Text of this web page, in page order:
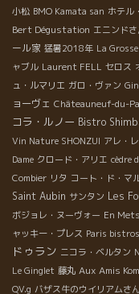
小松 BMO Kamata san ホテル
Bert Dégustation エニンドさ
ール家 猛暑2018年 La
ャブル Laurent FELL セロス
ュ・ルマリエ ガロ・ヴァン
ョーヴェ Châteauneuf-du-
コラ・ルノー Bistro
Vin Nature SHONZUI アレ・
Dame クロード・アリエ cèdre
Combier リタ コート・ド・マ
Saint Aubin サンタン Les
ボジョレ・ヌーヴォー En
ャッキー・プレス Paris bistros
ドゥラン ニコラ・ベルタン
Le Ginglet 藤丸 Aux Amis
QV.g バザス牛のウイリアムさん